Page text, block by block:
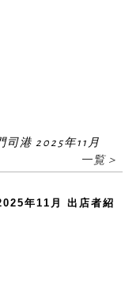
港 2025年11月
一覧＞
年11月 出店者紹